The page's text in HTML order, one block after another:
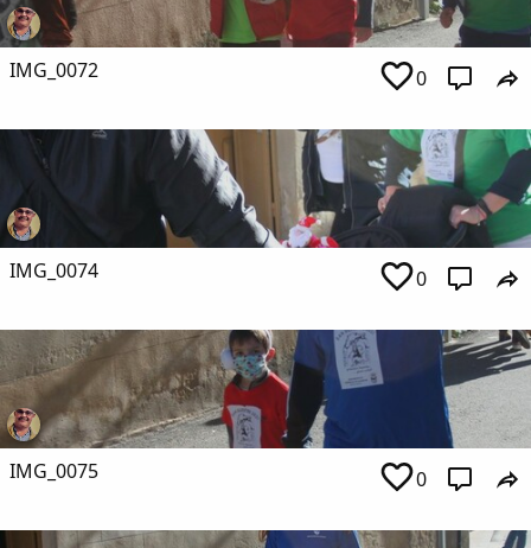
IMG_0072 0
IMG_0074 0
IMG_0075 0